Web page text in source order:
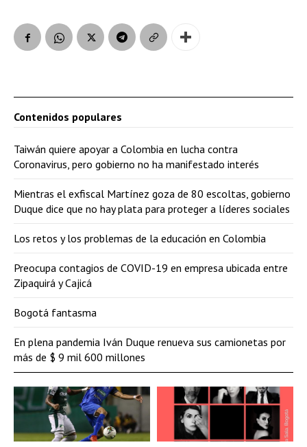
Contenidos populares
Taiwán quiere apoyar a Colombia en lucha contra
Coronavirus, pero gobierno no ha manifestado interés
Mientras el exfiscal Martínez goza de 80 escoltas, gobierno
Duque dice que no hay plata para proteger a líderes sociales
Los retos y los problemas de la educación en Colombia
Preocupa contagios de COVID-19 en empresa ubicada entre
Zipaquirá y Cajicá
Bogotá fantasma
En plena pandemia Iván Duque renueva sus camionetas por
más de $ 9 mil 600 millones